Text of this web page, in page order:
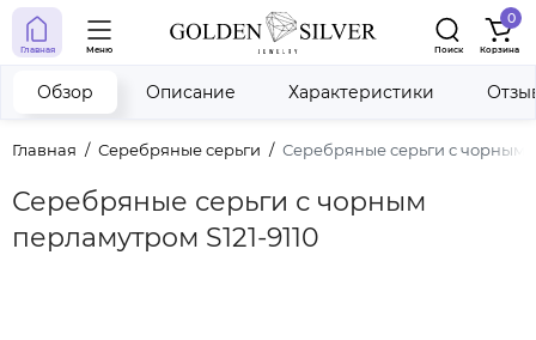
Главная Меню Поиск
0
Корзина
Главная Серебряные серьги Серебряные серьги с чорным
Серебряные серьги с чорным
перламутром S121-9110
Обзор Описание Характеристики